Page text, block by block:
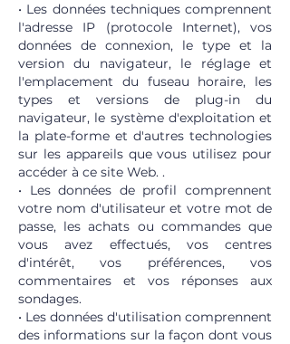
• Les données techniques comprennent
l'adresse IP (protocole Internet), vos
données de connexion, le type et la
version du navigateur, le réglage et
l'emplacement du fuseau horaire, les
types et versions de plug-in du
navigateur, le système d'exploitation et
la plate-forme et d'autres technologies
sur les appareils que vous utilisez pour
accéder à ce site Web. .
• Les données de profil comprennent
votre nom d'utilisateur et votre mot de
passe, les achats ou commandes que
vous avez effectués, vos centres
d'intérêt, vos préférences, vos
commentaires et vos réponses aux
sondages.
• Les données d'utilisation comprennent
des informations sur la façon dont vous